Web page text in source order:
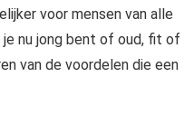
voor mensen van alle
nu jong bent of oud, fit of
van de voordelen die een